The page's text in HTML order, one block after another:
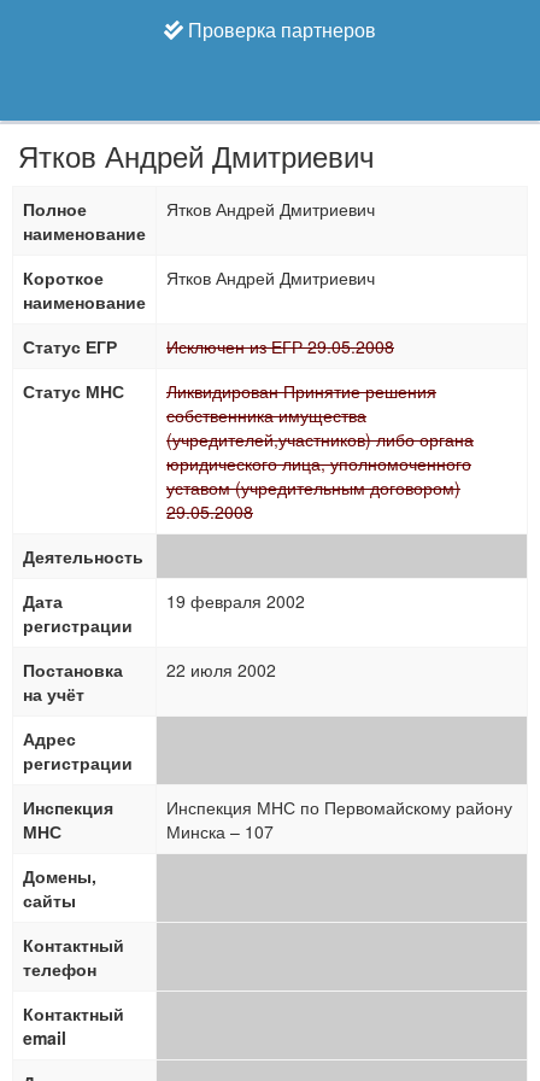
Проверка партнеров
Ятков Андрей Дмитриевич
Полное
наименование
Ятков Андрей Дмитриевич
Короткое
наименование
Ятков Андрей Дмитриевич
Статус ЕГР
Исключен из ЕГР 29.05.2008
Статус МНС
Ликвидирован Принятие решения
собственника имущества
(учредителей,участников) либо органа
юридического лица, уполномоченного
уставом (учредительным договором)
29.05.2008
Деятельность
Дата
регистрации
19 февраля 2002
Постановка
на учёт
22 июля 2002
Адрес
регистрации
Инспекция
МНС
Инспекция МНС по Первомайскому району
Минска – 107
Домены,
сайты
Контактный
телефон
Контактный
email